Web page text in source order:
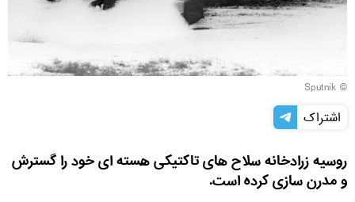
© Sputnik
اشتراک
روسیه زرادخانه سلاح های تاکتیکی هسته ای خود را گسترش
و مدرن سازی کرده است.